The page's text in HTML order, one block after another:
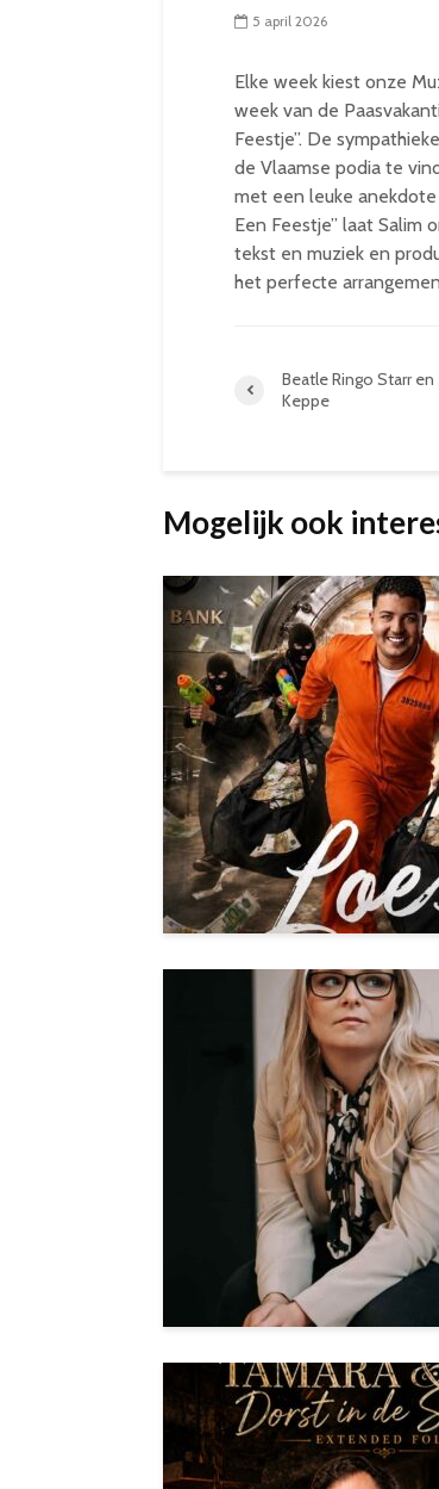
5 april 2026
Elke week kiest onze
week van de
Feestje”. De
de Vlaamse podia te
met een leuke
Een Feestje” laat Salim
tekst en muziek en
het perfecte
Beatle Ringo Starr en
Keppe
Mogelijk ook